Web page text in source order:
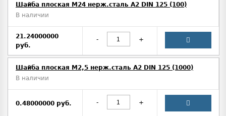
Шайба плоская М24 нерж.сталь А2 DIN 125 (100)
В наличии
21.24000000
руб.
- +
Шайба плоская М2,5 нерж.сталь А2 DIN 125 (1000)
В наличии
0.48000000 руб. - +